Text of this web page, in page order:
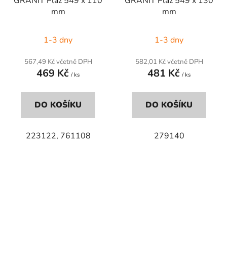
mm
1-3 dny
567,49 Kč včetně DPH
469 Kč / ks
DO KOŠÍKU
223122, 761108
mm
1-3 dny
582,01 Kč včetně DPH
481 Kč / ks
DO KOŠÍKU
279140